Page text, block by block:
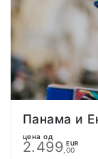
Панама и
цена од
2.499 EUR
,00